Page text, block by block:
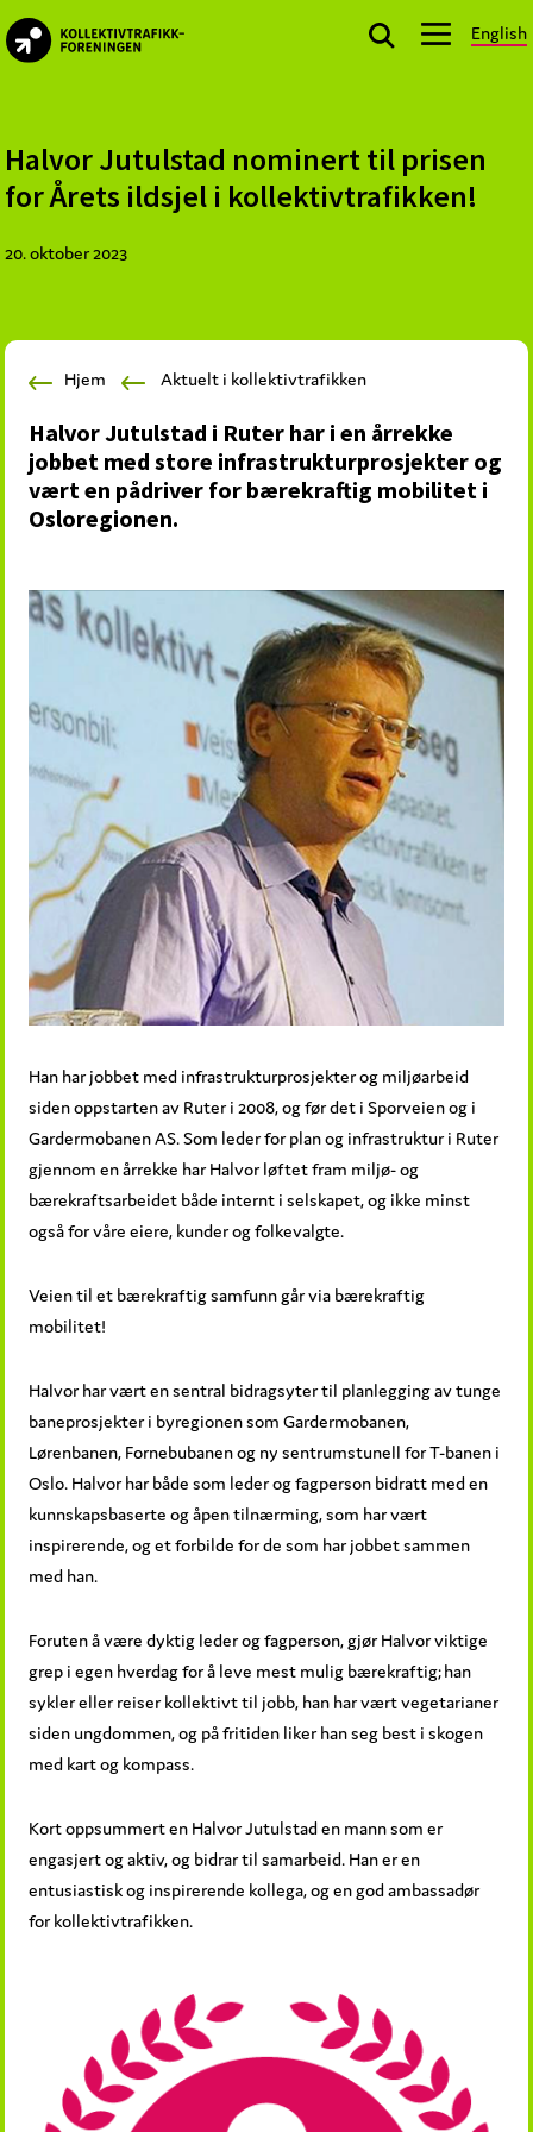
Skip
to
Skip
to
Skip
to
English
offentlige
aktører
planlegger,
kollektivtrafikk-
mobilitetstjenester
Halvor Jutulstad nominert til prisen
for Årets ildsjel i kollektivtrafikken!
20. oktober 2023
Hjem Aktuelt i kollektivtrafikken
Halvor Jutulstad i Ruter har i en årrekke
jobbet med store infrastrukturprosjekter og
vært en pådriver for bærekraftig mobilitet i
Osloregionen.
Han har jobbet med infrastrukturprosjekter og miljøarbeid
siden oppstarten av Ruter i 2008, og før det i Sporveien og i
Gardermobanen AS. Som leder for plan og infrastruktur i Ruter
gjennom en årrekke har Halvor løftet fram miljø- og
bærekraftsarbeidet både internt i selskapet, og ikke minst
også for våre eiere, kunder og folkevalgte.
Veien til et bærekraftig samfunn går via bærekraftig
mobilitet!
Halvor har vært en sentral bidragsyter til planlegging av tunge
baneprosjekter i byregionen som Gardermobanen,
Lørenbanen, Fornebubanen og ny sentrumstunell for T-banen i
Oslo. Halvor har både som leder og fagperson bidratt med en
kunnskapsbaserte og åpen tilnærming, som har vært
inspirerende, og et forbilde for de som har jobbet sammen
med han.
Foruten å være dyktig leder og fagperson, gjør Halvor viktige
grep i egen hverdag for å leve mest mulig bærekraftig; han
sykler eller reiser kollektivt til jobb, han har vært vegetarianer
siden ungdommen, og på fritiden liker han seg best i skogen
med kart og kompass.
Kort oppsummert en Halvor Jutulstad en mann som er
engasjert og aktiv, og bidrar til samarbeid. Han er en
entusiastisk og inspirerende kollega, og en god ambassadør
for kollektivtrafikken.